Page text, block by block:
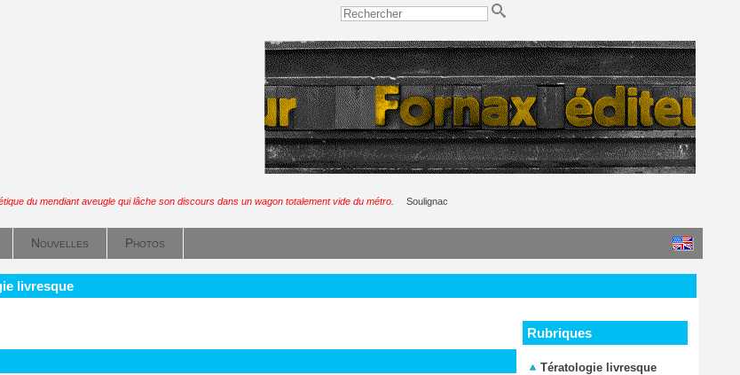
du mendiant aveugle qui lâche son discours dans un wagon totalement vide du métro. Soulignac
Nouvelles Photos
livresque
Rubriques
Tératologie livresque